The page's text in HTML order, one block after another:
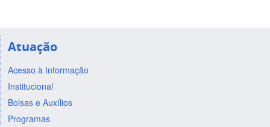
Atuação
Acesso à Informação
Institucional
Bolsas e Auxílios
Programas